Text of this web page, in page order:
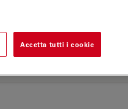
Accetta tutti i cookie